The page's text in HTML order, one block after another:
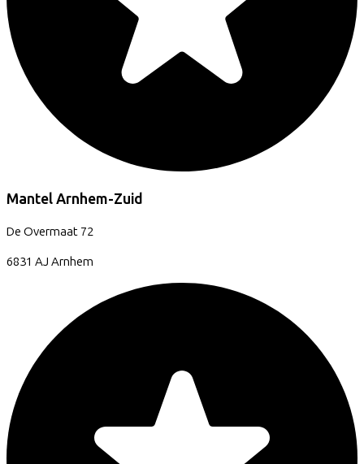
Mantel Arnhem-Zuid
De Overmaat 72
6831 AJ Arnhem